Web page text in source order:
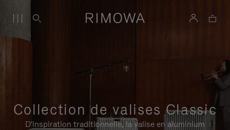
Collection de valises Classic
D'inspiration traditionnelle, la valise en aluminium